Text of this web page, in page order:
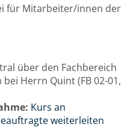
für Mitarbeiter/innen der
über den Fachbereich
Herrn Quint (FB 02-01,
Kurs an
weiterleiten